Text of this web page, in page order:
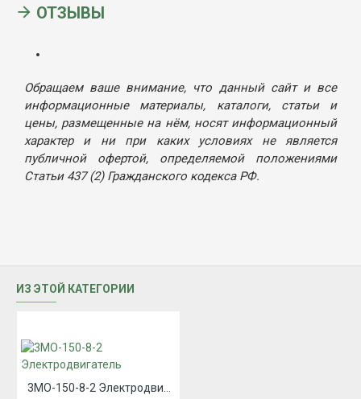
ОТЗЫВЫ
Обращаем ваше внимание, что данный сайт и все
информационные материалы, каталоги, статьи и
цены, размещенные на нём, носят информационный
характер и ни при каких условиях не является
публичной офертой, определяемой положениями
Статьи 437 (2) Гражданского кодекса РФ.
ИЗ ЭТОЙ КАТЕГОРИИ